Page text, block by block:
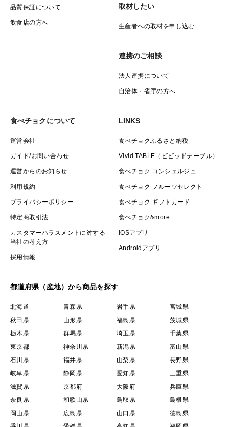
品質保証について
飲食店の方へ
取材したい
生産者への取材を申し込む
連携のご相談
法人連携について
自治体・省庁の方へ
食べチョクについて
運営会社
ガイド/お問い合わせ
運営からのお知らせ
利用規約
プライバシーポリシー
特定商取引法
カスタマーハラスメントに対する
当社の考え方
採用情報
LINKS
食べチョクふるさと納税
Vivid TABLE（ビビッドテーブル）
食べチョク コンシェルジュ
食べチョク フルーツセレクト
食べチョク ギフトカード
食べチョク&more
iOSアプリ
Androidアプリ
都道府県（産地）から商品を探す
北海道 青森県 岩手県
宮城県
秋田県
山形県 福島県
茨城県
栃木県
群馬県 埼玉県
千葉県
東京都
神奈川県 新潟県
富山県
石川県
福井県 山梨県
長野県
岐阜県
静岡県 愛知県
三重県
滋賀県
京都府 大阪府
兵庫県
奈良県
和歌山県 鳥取県
島根県
岡山県
広島県 山口県
徳島県